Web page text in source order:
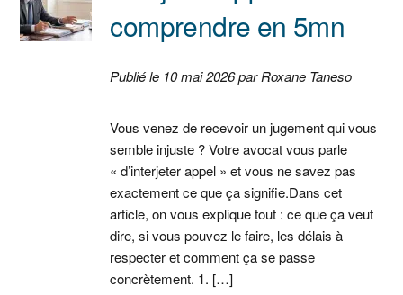
comprendre en 5mn
Publié le 10 mai 2026 par Roxane Taneso
Vous venez de recevoir un jugement qui vous
semble injuste ? Votre avocat vous parle
« d’interjeter appel » et vous ne savez pas
exactement ce que ça signifie.Dans cet
article, on vous explique tout : ce que ça veut
dire, si vous pouvez le faire, les délais à
respecter et comment ça se passe
concrètement. 1. […]